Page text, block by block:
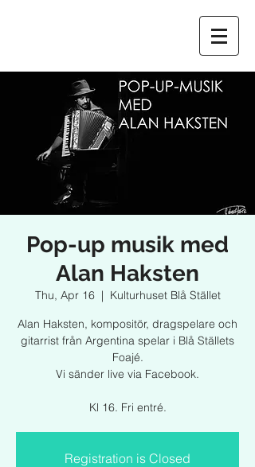
Pop-up musik med
Alan Haksten
Thu, Apr 16
  |
Kulturhuset Blå Stället
Alan Haksten, kompositör, dragspelare och
gitarrist från Argentina spelar i Blå Ställets
Foajé.
Vi sänder live via Facebook.
Kl 16. Fri entré.
Registration is Closed